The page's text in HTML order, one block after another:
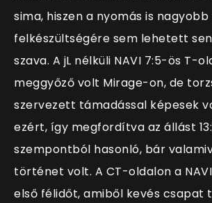
sima, hiszen a nyomás is
felkészültségére sem lehetett
szava. A jL nélküli NAVI 7:5-ös T-
meggyőző volt Mirage-on, de
szervezett támadással képesek
ezért, így megfordítva az állást
szempontból hasonló, bár
történet volt. A CT-oldalon a
első félidőt, amiből kevés csapat